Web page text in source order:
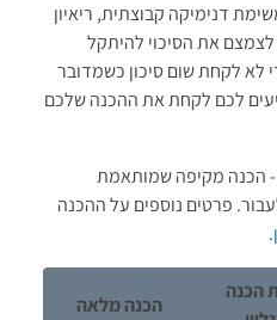
דנימיקה קבוצתית, ריאיון
לצמצם את הסיכוי להיתקל
לא לקחת שום סיכון כשמדובר
לכם לקחת את ההכנה שלכם
- הכנה מקיפה שמותאמת
פרטים נוספים על ההכנה
.
הכנה
הכנה מלאה